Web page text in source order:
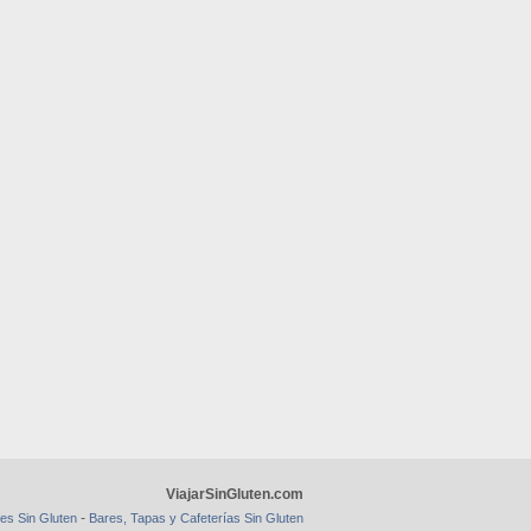
ViajarSinGluten.com
Sin Gluten - Bares, Tapas y Cafeterías Sin Gluten